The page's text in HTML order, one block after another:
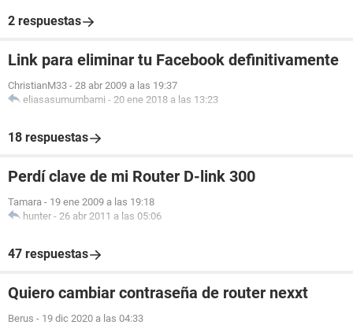
2 respuestas
Link para eliminar tu Facebook definitivamente
ChristianM33 - 28 abr 2009 a las 19:37
eliasasumumbami - 20 ene 2018 a las 13:23
18 respuestas
Perdí clave de mi Router D-link 300
Tamara - 19 ene 2009 a las 19:18
hunter - 26 abr 2011 a las 05:06
47 respuestas
Quiero cambiar contraseña de router nexxt
Berus - 19 dic 2020 a las 04:33